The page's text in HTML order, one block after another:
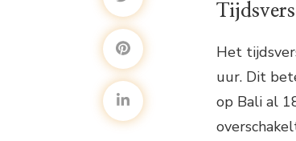
Het
uur. Dit
op Bali al